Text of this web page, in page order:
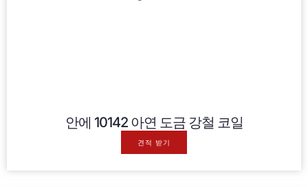
안에 10142 아연 도금 강철 코일
견적 받기